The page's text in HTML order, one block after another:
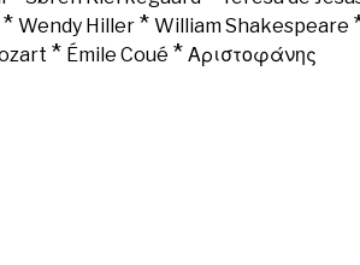
* Wendy Hiller * William Shakespeare
* Émile Coué * Αριστοφάνης